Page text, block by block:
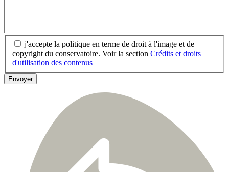
j'accepte la politique en terme de droit à l'image et de
copyright du conservatoire. Voir la section Crédits et droits
d'utilisation des contenus